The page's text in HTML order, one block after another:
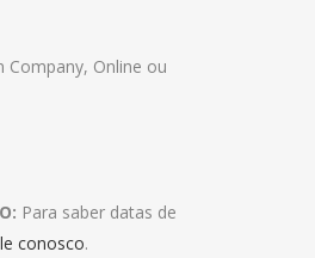
Company, Online ou
Para saber datas de
conosco.